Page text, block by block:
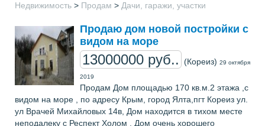
Недвижимость > Продам > Дачи, гаражи, участки
Продаю дом новой постройки с
видом на море
13000000 руб.. (Кореиз) 29 октября
2019
Продам Дом площадью 170 кв.м.2 этажа ,с
видом на море , по адресу Крым, город Ялта,пгт Кореиз ул.
ул Врачей Михайловых 14в, Дом находится в тихом месте
неподалеку с Респект Холом . Дом очень хорошего